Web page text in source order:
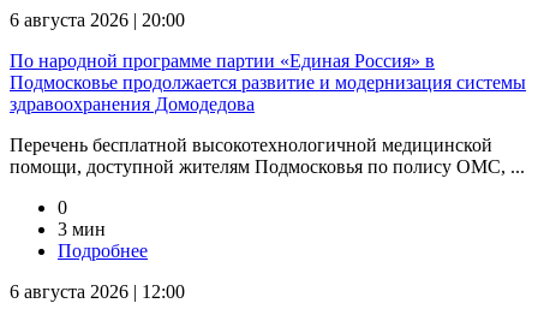
6 августа 2026 | 20:00
По народной программе партии «Единая Россия» в
Подмосковье продолжается развитие и модернизация системы
здравоохранения Домодедова
Перечень бесплатной высокотехнологичной медицинской
помощи, доступной жителям Подмосковья по полису ОМС, ...
0
3 мин
Подробнее
6 августа 2026 | 12:00